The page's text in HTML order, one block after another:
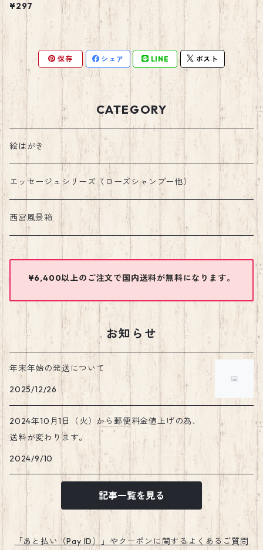
¥297
保存 シェア LINE ポスト
CATEGORY
絵はがき
エッセージュシリーズ（ローズシャンプー他）
西宮風景箱
¥6,400以上のご注文で国内送料が無料になります。
お知らせ
年末年始の発送について
2025/12/26
2024年10月1日（火）から郵便料金値上げの為、
送料が変わります。
2024/9/10
記事一覧を見る
「あと払い（Pay ID）」やクーポンに関するよくあるご質問